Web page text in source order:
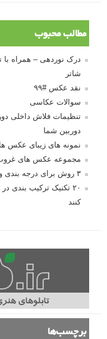
مطالب محبوب
شاتر
نقد عکس #۹۹
سوالات عکاسی
تنظیمات فلاش داخلی
دوربین شما
نمونه های زیبای عکس
مجموعه عکس های
۳ روش برای درجه بندی و تنظیم دقیق رنگ در فتوشاپ
۲۰ تکنیک ترکیب
کنند
برچسب‌ها